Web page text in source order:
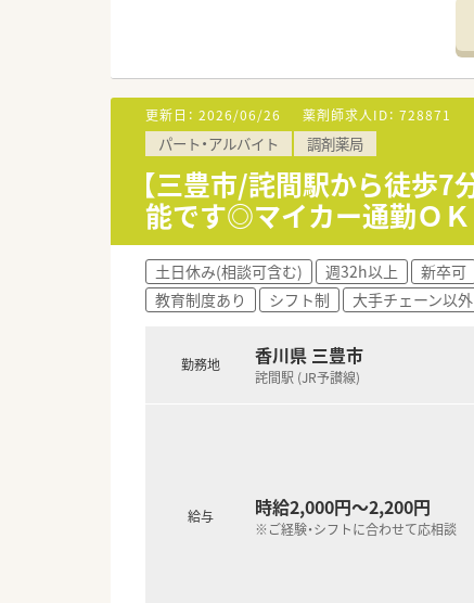
■詫間駅から徒歩8分ほどの
■1日あたり約75枚の処方箋
■幅広い年代の薬剤師が常勤3
【法人特徴】
■香川県内全域に店舗展開中企
■社長は県薬剤師会の常務理
■薬局運営以外にも保育園や
■奨学金返済のための手当支給
■スポーツファーマシスト等
■産休育休の働き方は100％で
■正社員として、長期でご活
■想定年収は500万円から690
■就業時間は週32時間以上か
更新日： 2026/06/26 薬剤師求人ID： 728871
パート・アルバイト 調剤薬局
【三豊市/詫間駅から徒歩7
能です◎マイカー通勤ＯＫ
土日休み(相談可含む) 週32h以上 新卒可
教育制度あり
シフト制 大手チェーン以外
勤務地 香川県 三豊市
詫間駅 (JR予讃線)
給与 時給2,000円～2,200円
※ご経験・シフトに合わせて応相談